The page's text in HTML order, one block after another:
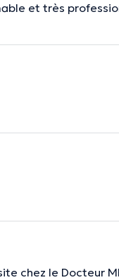
et très
chez le Docteur